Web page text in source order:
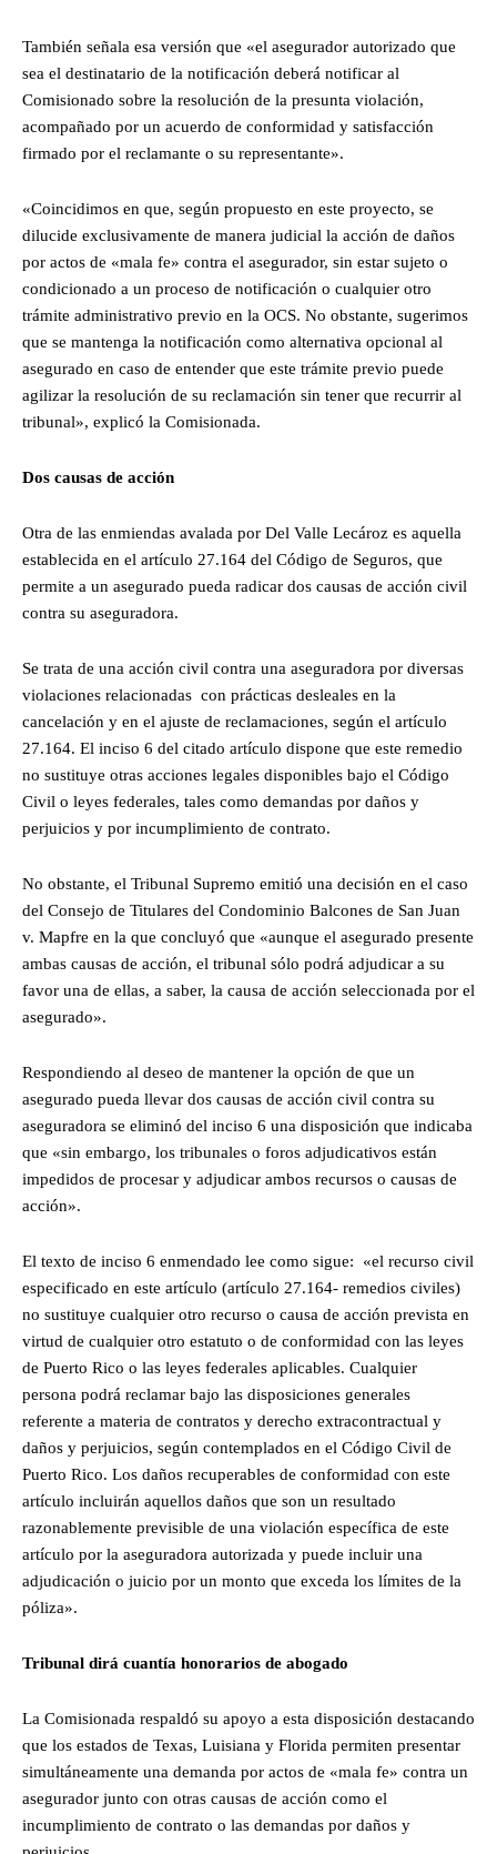
También señala esa versión que «el asegurador autorizado que
sea el destinatario de la notificación deberá notificar al
Comisionado sobre la resolución de la presunta violación,
acompañado por un acuerdo de conformidad y satisfacción
firmado por el reclamante o su representante».
«Coincidimos en que, según propuesto en este proyecto, se
dilucide exclusivamente de manera judicial la acción de daños
por actos de «mala fe» contra el asegurador, sin estar sujeto o
condicionado a un proceso de notificación o cualquier otro
trámite administrativo previo en la OCS. No obstante, sugerimos
que se mantenga la notificación como alternativa opcional al
asegurado en caso de entender que este trámite previo puede
agilizar la resolución de su reclamación sin tener que recurrir al
tribunal», explicó la Comisionada.
Dos causas de acción
Otra de las enmiendas avalada por Del Valle Lecároz es aquella
establecida en el artículo 27.164 del Código de Seguros, que
permite a un asegurado pueda radicar dos causas de acción civil
contra su aseguradora.
Se trata de una acción civil contra una aseguradora por diversas
violaciones relacionadas con prácticas desleales en la
cancelación y en el ajuste de reclamaciones, según el artículo
27.164. El inciso 6 del citado artículo dispone que este remedio
no sustituye otras acciones legales disponibles bajo el Código
Civil o leyes federales, tales como demandas por daños y
perjuicios y por incumplimiento de contrato.
No obstante, el Tribunal Supremo emitió una decisión en el caso
del Consejo de Titulares del Condominio Balcones de San Juan
v. Mapfre en la que concluyó que «aunque el asegurado presente
ambas causas de acción, el tribunal sólo podrá adjudicar a su
favor una de ellas, a saber, la causa de acción seleccionada por el
asegurado».
Respondiendo al deseo de mantener la opción de que un
asegurado pueda llevar dos causas de acción civil contra su
aseguradora se eliminó del inciso 6 una disposición que indicaba
que «sin embargo, los tribunales o foros adjudicativos están
impedidos de procesar y adjudicar ambos recursos o causas de
acción».
El texto de inciso 6 enmendado lee como sigue: «el recurso civil
especificado en este artículo (artículo 27.164- remedios civiles)
no sustituye cualquier otro recurso o causa de acción prevista en
virtud de cualquier otro estatuto o de conformidad con las leyes
de Puerto Rico o las leyes federales aplicables. Cualquier
persona podrá reclamar bajo las disposiciones generales
referente a materia de contratos y derecho extracontractual y
daños y perjuicios, según contemplados en el Código Civil de
Puerto Rico. Los daños recuperables de conformidad con este
artículo incluirán aquellos daños que son un resultado
razonablemente previsible de una violación específica de este
artículo por la aseguradora autorizada y puede incluir una
adjudicación o juicio por un monto que exceda los límites de la
póliza».
Tribunal dirá cuantía honorarios de abogado
La Comisionada respaldó su apoyo a esta disposición destacando
que los estados de Texas, Luisiana y Florida permiten presentar
simultáneamente una demanda por actos de «mala fe» contra un
asegurador junto con otras causas de acción como el
incumplimiento de contrato o las demandas por daños y